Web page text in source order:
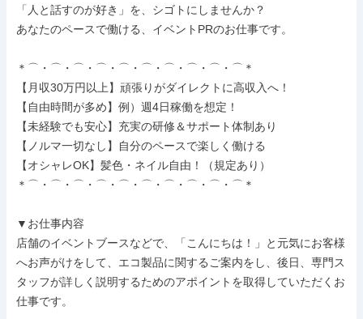
「人と話すのが好き」を、シゴトにしませんか？
あなたのペースで働ける、イベントPRのお仕事です。
＊⌒・⌒・⌒・⌒・⌒・⌒・⌒・⌒・⌒・⌒＊
【月収30万円以上】頑張りがダイレクトに高収入へ！
【自由時間が多め】例）週4日稼働を想定！
【未経験でも安心】充実の研修＆サポート体制あり
【ノルマ一切なし】自分のペースで楽しく働ける
【オシャレOK】髪色・ネイル自由！（規定あり）
＊⌒・⌒・⌒・⌒・⌒・⌒・⌒・⌒・⌒・⌒＊
▼お仕事内容
店舗のイベントブースなどで、「こんにちは！」と元気にお客様
へお声がけをして、エコ製品に関するご案内をし、後日、専門ス
タッフが詳しく説明するためのアポイントを取得していただくお
仕事です。